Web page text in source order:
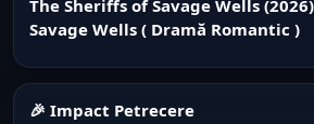
The Sheriffs of Savage Wells
Savage Wells ( Dramă Romantic )
🎉 Impact Petrecere